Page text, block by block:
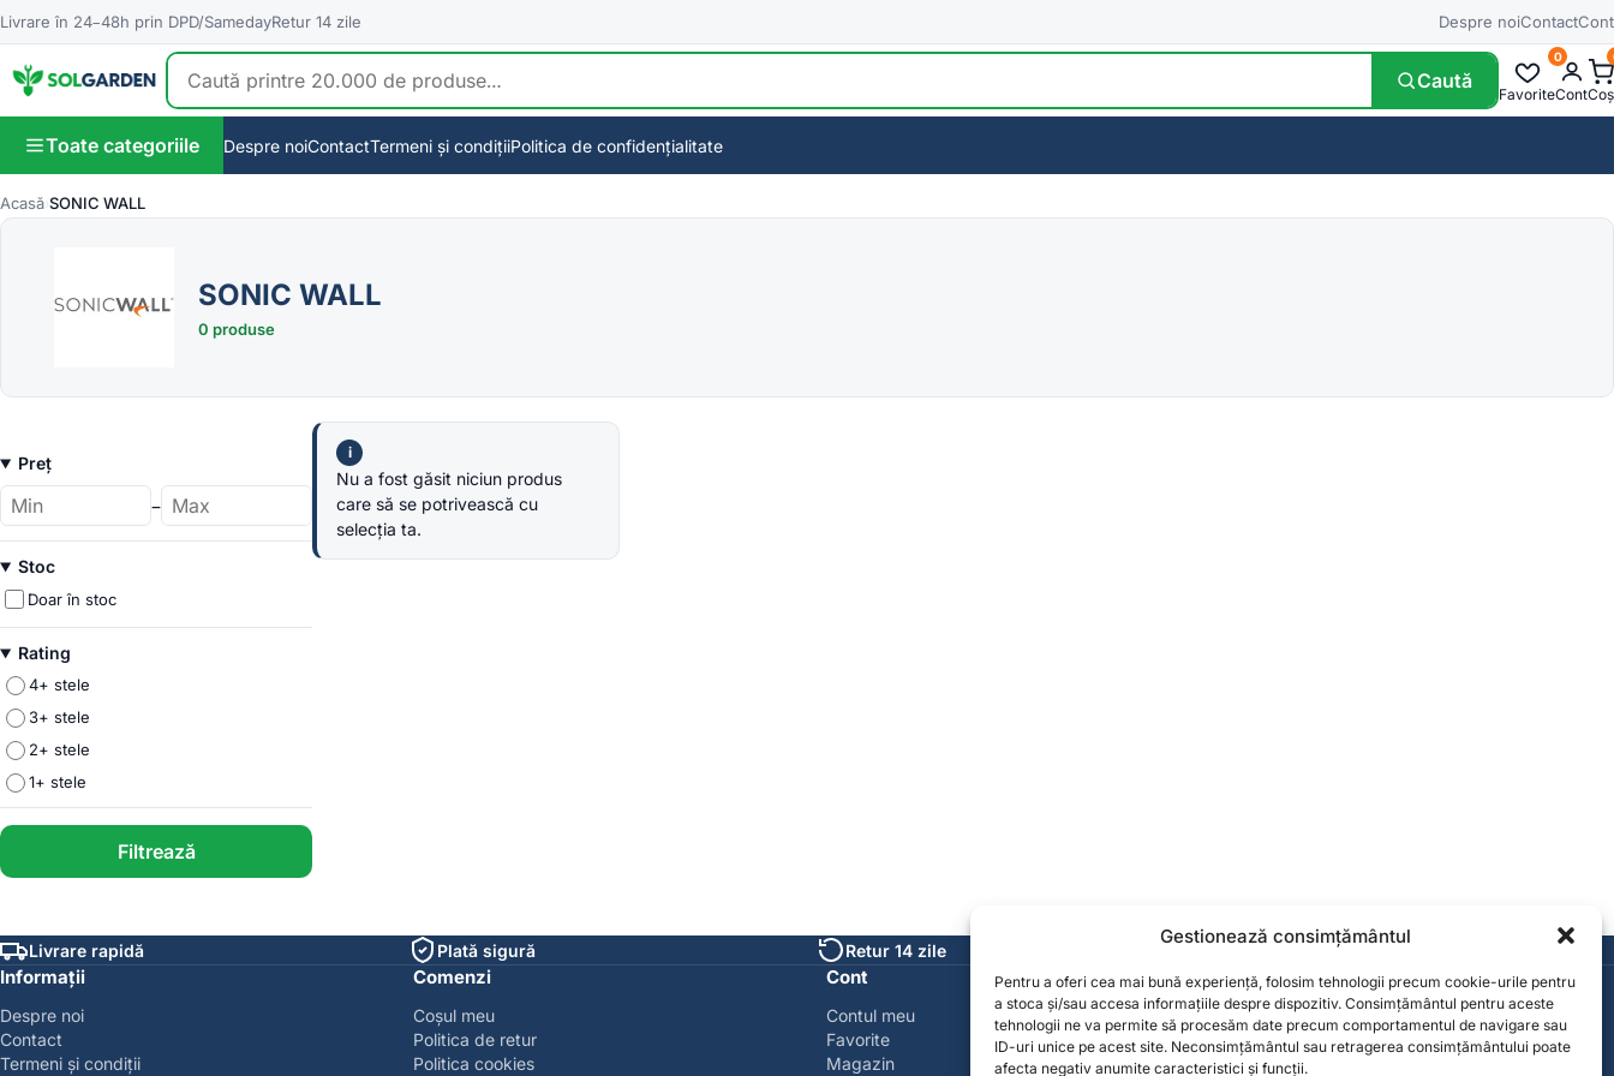
Gestionează consimțământul
Pentru a oferi cea mai bună experiență, folosim tehnologii precum cookie-urile pentru
a stoca și/sau accesa informațiile despre dispozitiv. Consimțământul pentru aceste
tehnologii ne va permite să procesăm date precum comportamentul de navigare sau
ID-uri unice pe acest site. Neconsimțământul sau retragerea consimțământului poate
afecta negativ anumite caracteristici și funcții.
Livrare în 24–48h prin DPD/SamedayRetur 14 zile Despre noiContactCont
Caută
Favorite
0
ContCoș
Toate categoriile Despre noiContactTermeni și condițiiPolitica de confidențialitate
Acasă SONIC WALL
SONIC WALL
0 produse
Preț
Preț
minim
–
Preț
maxim
Stoc
Doar în stoc
Rating
4+ stele
3+ stele
2+ stele
1+ stele
Filtrează
Nu a fost găsit niciun produs
care să se potrivească cu
selecția ta.
Livrare rapidă Plată sigură Retur 14 zile Consultanță de la specialiști
Informații
Despre noi
Contact
Termeni și condiții
Comenzi
Coșul meu
Politica de retur
Politica cookies
Cont
Contul meu
Favorite
Magazin
Contact
contact@solgarden.ro